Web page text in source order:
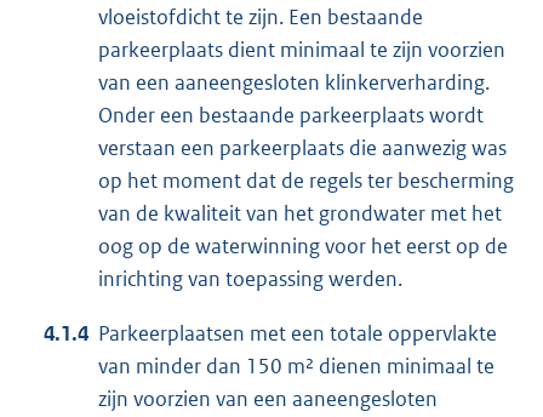
vloeistofdicht te zijn. Een bestaande
parkeerplaats dient minimaal te zijn voorzien
van een aaneengesloten klinkerverharding.
Onder een bestaande parkeerplaats wordt
verstaan een parkeerplaats die aanwezig was
op het moment dat de regels ter bescherming
van de kwaliteit van het grondwater met het
oog op de waterwinning voor het eerst op de
inrichting van toepassing werden.
4.1.4 Parkeerplaatsen met een totale oppervlakte
van minder dan 150 m² dienen minimaal te
zijn voorzien van een aaneengesloten